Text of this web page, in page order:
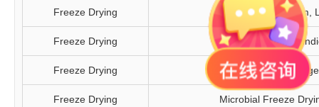
Freeze Drying Sucrose, 500 gm,
Freeze Drying Freeze Drying
Freeze Drying Lyophilization
Freeze Drying Microbial Freeze